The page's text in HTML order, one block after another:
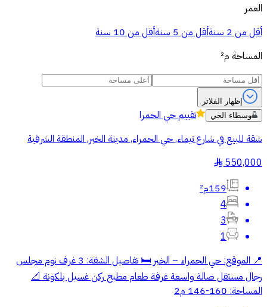
العمر
أقل من 2 سنة
أقل من 5 سنة
أقل من 10 سنة
المساحة م²
إظهار الفلاتر
وسطاء الحي
تقييمحي الحمرا
شقة للبيع في شارع تيماء, حي الحمراء, مدينة الخبر, المنطقة الشرقية
550,000
§
159م²
4
3
1
📍 الموقع: حي الحمراء – الخبر 🛏️ تفاصيل الشقة: 3 غرف نوم مجلس
رجال مستقل صالة واسعة غرفة طعام مطبخ ركن غسيل بلكونة 📐
المساحة: 160-146 م2